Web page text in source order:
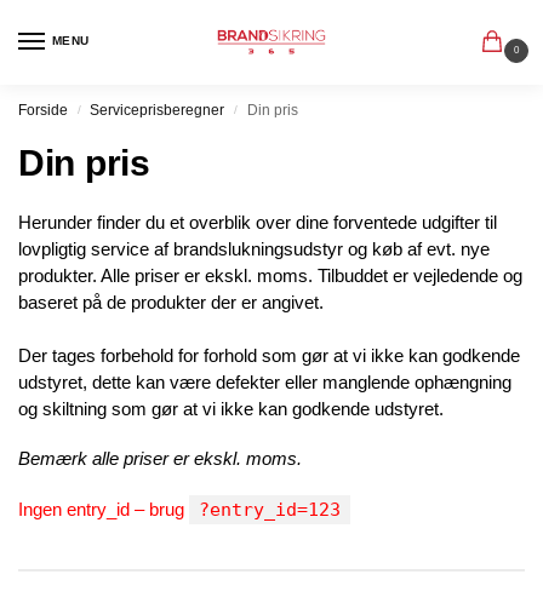
MENU
0
Forside / Serviceprisberegner / Din pris
Din pris
Herunder finder du et overblik over dine forventede udgifter til
lovpligtig service af brandslukningsudstyr og køb af evt. nye
produkter. Alle priser er ekskl. moms. Tilbuddet er vejledende og
baseret på de produkter der er angivet.
Der tages forbehold for forhold som gør at vi ikke kan godkende
udstyret, dette kan være defekter eller manglende ophængning
og skiltning som gør at vi ikke kan godkende udstyret.
Bemærk alle priser er ekskl. moms.
Ingen entry_id – brug ?entry_id=123